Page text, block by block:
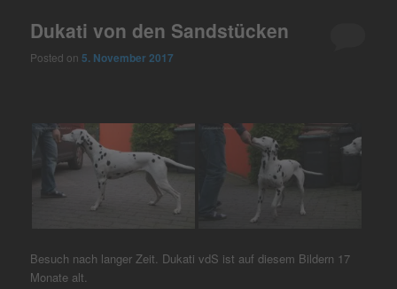
Dukati von den Sandstücken
Posted on5. November 2017
Besuch nach langer Zeit. Dukati vdS ist auf diesem Bildern 17
Monate alt.